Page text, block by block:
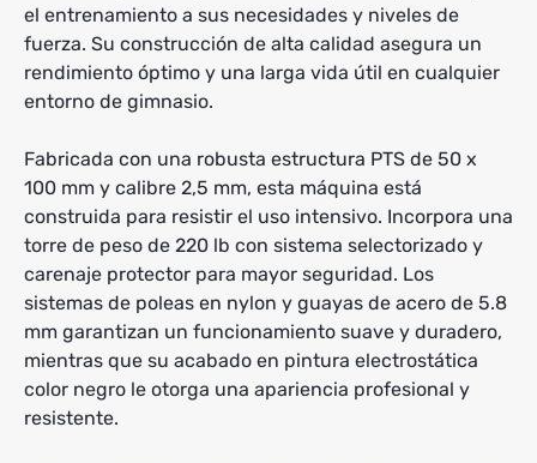
el entrenamiento a sus necesidades y niveles de
fuerza. Su construcción de alta calidad asegura un
rendimiento óptimo y una larga vida útil en cualquier
entorno de gimnasio.
Fabricada con una robusta estructura PTS de 50 x
100 mm y calibre 2,5 mm, esta máquina está
construida para resistir el uso intensivo. Incorpora una
torre de peso de 220 lb con sistema selectorizado y
carenaje protector para mayor seguridad. Los
sistemas de poleas en nylon y guayas de acero de 5.8
mm garantizan un funcionamiento suave y duradero,
mientras que su acabado en pintura electrostática
color negro le otorga una apariencia profesional y
resistente.